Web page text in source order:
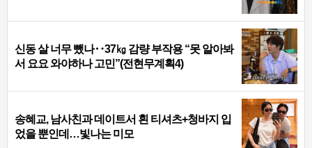
신동 살 너무 뺐나‥37㎏ 감량 부작용 “못 알아봐
서 요요 와야하나 고민”(전현무계획4)
송혜교, 남사친과 데이트서 흰 티셔츠+청바지 입
었을 뿐인데…빛나는 미모